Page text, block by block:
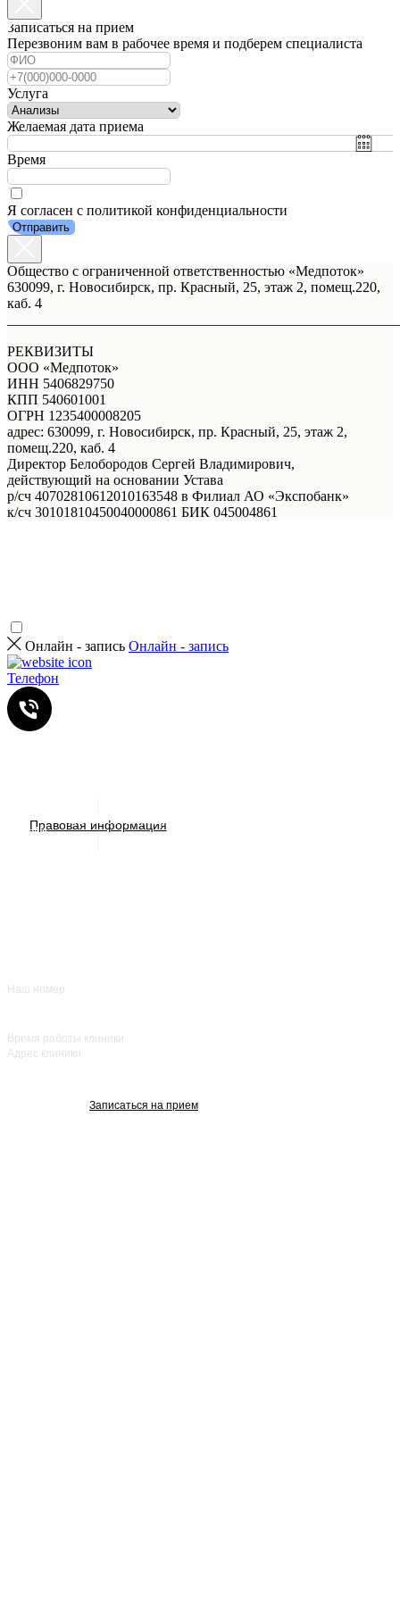
Правовая информация
Акции
Наш номер
Время работы клиники
Адрес клиники
Записаться на прием
Записаться на прием
Перезвоним вам в рабочее время и подберем специалиста
Услуга
Желаемая дата приема
Время
Я согласен с политикой конфиденциальности
Отправить
Общество с ограниченной ответственностью «Медпоток»
630099, г. Новосибирск, пр. Красный, 25, этаж 2, помещ.220,
каб. 4
РЕКВИЗИТЫ
ООО «Медпоток»
ИНН 5406829750
КПП 540601001
ОГРН 1235400008205
адрес: 630099, г. Новосибирск, пр. Красный, 25, этаж 2,
помещ.220, каб. 4
Директор Белобородов Сергей Владимирович,
действующий на основании Устава
р/сч 40702810612010163548 в Филиал АО «Экспобанк»
к/сч 30101810450040000861 БИК 045004861
ИМЕЮТСЯ ПРОТИВОПОКАЗАНИЯ. НЕОБХОДИМА
КОНСУЛЬТАЦИЯ СПЕЦИАЛИСТА
Онлайн - запись Онлайн - запись
Телефон